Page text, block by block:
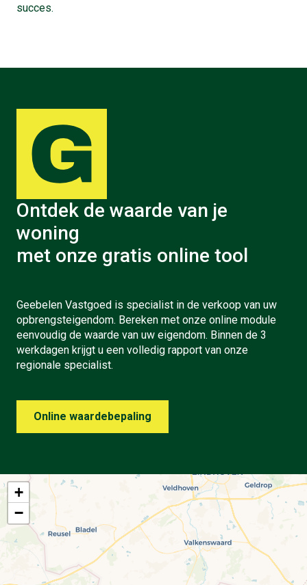
succes.
Ontdek de waarde van je
woning
met onze gratis online tool
Geebelen Vastgoed is specialist in de verkoop van uw
opbrengsteigendom. Bereken met onze online module
eenvoudig de waarde van uw eigendom. Binnen de 3
werkdagen krijgt u een volledig rapport van onze
regionale specialist.
Online waardebepaling
+
−